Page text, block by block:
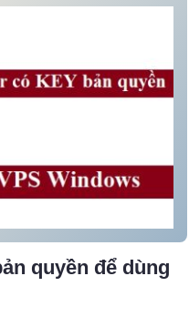
quyền để dùng